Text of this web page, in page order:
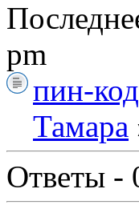
pm
пин-код
Тамара
Ответы -